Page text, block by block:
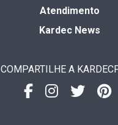
Atendimento
Kardec News
COMPARTILHE A